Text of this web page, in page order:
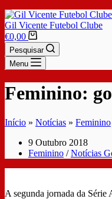
Gil Vicente Futebol Clube
€0,00
Pesquisar
Menu
Feminino:
Início » Notícias » Feminino
9 Outubro 2018
Feminino /Notícias
A segunda jornada da